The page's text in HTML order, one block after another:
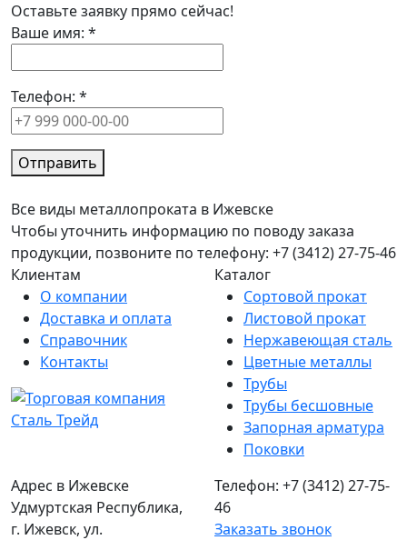
Оставьте заявку прямо сейчас!
Ваше имя: *
Телефон: *
Отправить
Все виды металлопроката в Ижевске
Чтобы уточнить информацию по поводу заказа
продукции, позвоните по телефону: +7 (3412) 27-75-46
Клиентам
О компании
Доставка и оплата
Справочник
Контакты
Каталог
Сортовой прокат
Листовой прокат
Нержавеющая сталь
Цветные металлы
Трубы
Трубы бесшовные
Запорная арматура
Поковки
Адрес в Ижевске
Удмуртская Республика,
г. Ижевск, ул.
Телефон: +7 (3412) 27-75-
46
Заказать звонок